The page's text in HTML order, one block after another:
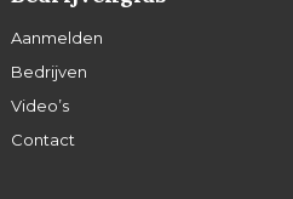
Aanmelden
Bedrijven
Video’s
Contact